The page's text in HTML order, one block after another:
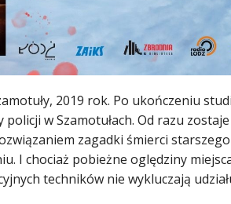
2019 rok. Po ukończeniu
policji w Szamotułach. Od razu
zagadki śmierci
I chociaż pobieżne oględziny
techników nie wykluczają